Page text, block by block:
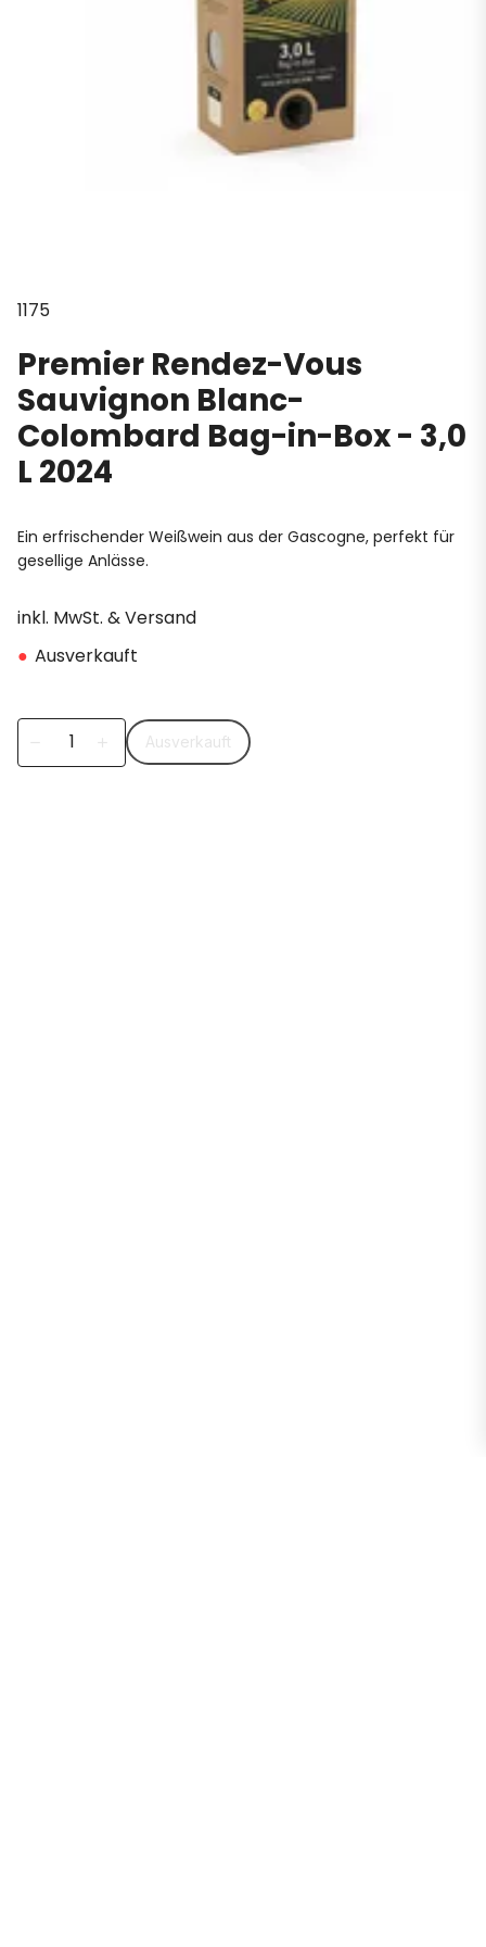
1175
Premier Rendez-Vous
Sauvignon Blanc-
Colombard Bag-in-Box - 3,0
L 2024
Ein erfrischender Weißwein aus der Gascogne, perfekt für
gesellige Anlässe.
inkl. MwSt. & Versand
● Ausverkauft
remove add Ausverkauft